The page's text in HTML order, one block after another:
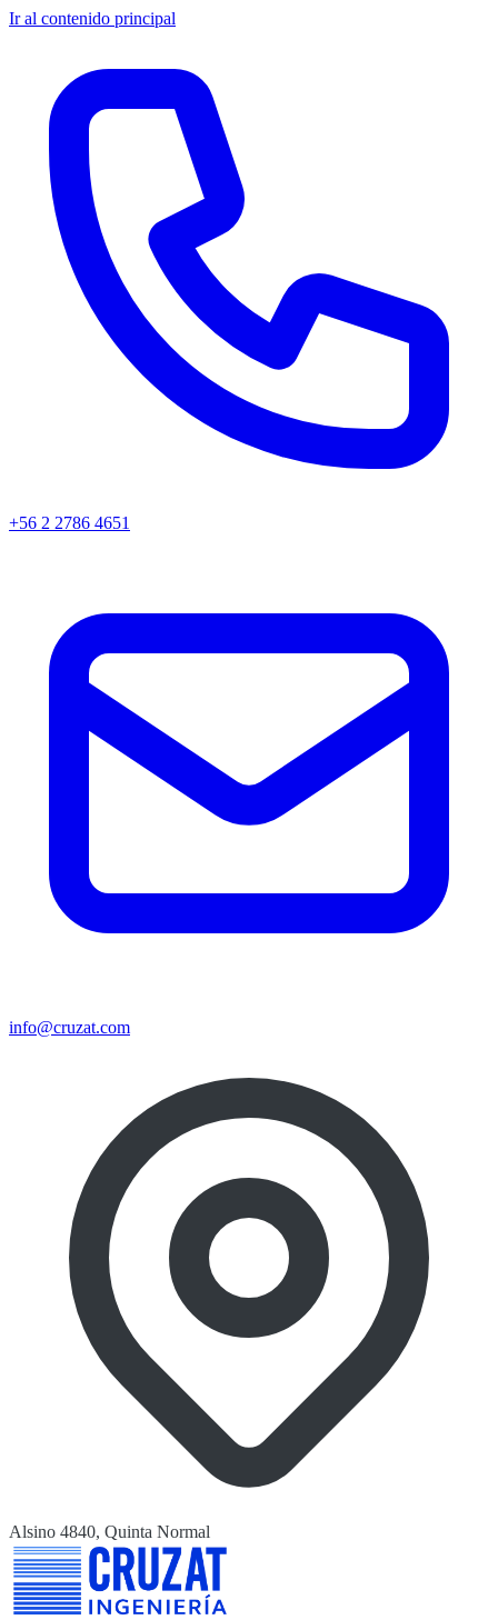
Ir al contenido principal
+56 2 2786 4651
info@cruzat.com
Alsino 4840, Quinta Normal